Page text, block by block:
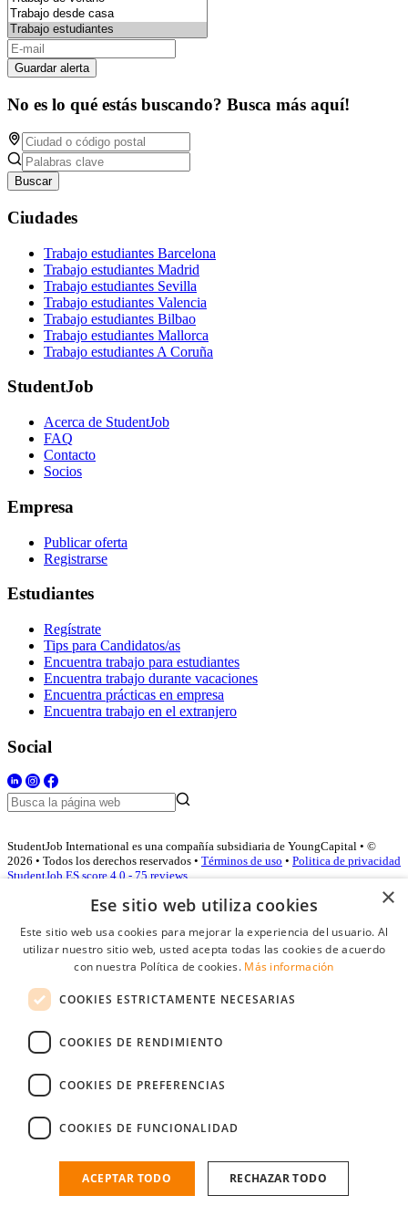
Guardar alerta
No es lo qué estás buscando? Busca más aquí!
Buscar
Ciudades
Trabajo estudiantes Barcelona
Trabajo estudiantes Madrid
Trabajo estudiantes Sevilla
Trabajo estudiantes Valencia
Trabajo estudiantes Bilbao
Trabajo estudiantes Mallorca
Trabajo estudiantes A Coruña
StudentJob
Acerca de StudentJob
FAQ
Contacto
Socios
Empresa
Publicar oferta
Registrarse
Estudiantes
Regístrate
Tips para Candidatos/as
Encuentra trabajo para estudiantes
Encuentra trabajo durante vacaciones
Encuentra prácticas en empresa
Encuentra trabajo en el extranjero
Social
StudentJob International es una compañía subsidiaria de YoungCapital • ©
2026 • Todos los derechos reservados • Términos de uso • Politica de privacidad
StudentJob ES score 4.0 - 75 reviews
Acceso empresas
Contraseña
Recordarme
Conectarse
Registro gratuito empresas
Encuentre al candidato perfecto a tan sólo un par de clicks
×
Ese sitio web utiliza cookies
Este sitio web usa cookies para mejorar la experiencia del usuario. Al
utilizar nuestro sitio web, usted acepta todas las cookies de acuerdo
con nuestra Política de cookies. Más información
COOKIES ESTRICTAMENTE NECESARIAS
COOKIES DE RENDIMIENTO
COOKIES DE PREFERENCIAS
COOKIES DE FUNCIONALIDAD
ACEPTAR TODO RECHAZAR TODO